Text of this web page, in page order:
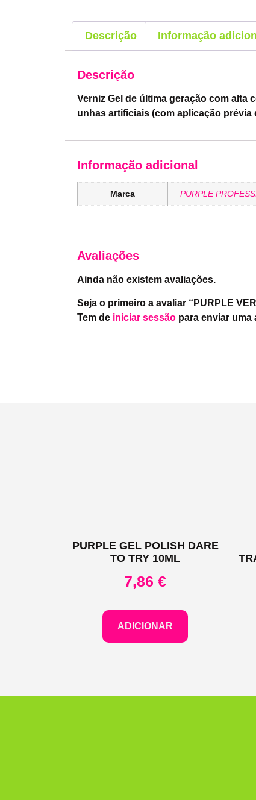
Descrição Informação
Descrição
Verniz Gel de última geração com alta
unhas artificiais (com aplicação prévia
Informação adicional
Marca PURPLE
Avaliações
Ainda não existem avaliações.
Seja o primeiro a avaliar “PURPLE
Tem de iniciar sessãopara enviar uma
PURPLE GEL POLISH DARE
TO TRY 10ML
7,86€
ADICIONAR